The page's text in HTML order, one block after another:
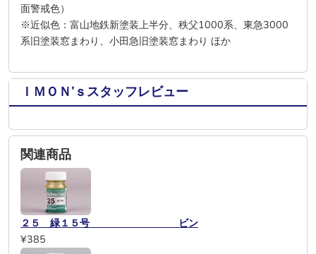
面警戒色）
※近似色：富山地鉄新塗装上半分、秩父1000系、東急3000
系旧塗装窓まわり、小田急旧塗装窓まわり ほか
ＩＭＯＮ’ｓスタッフレビュー
関連商品
２５ 緑１５号 ビン
¥385